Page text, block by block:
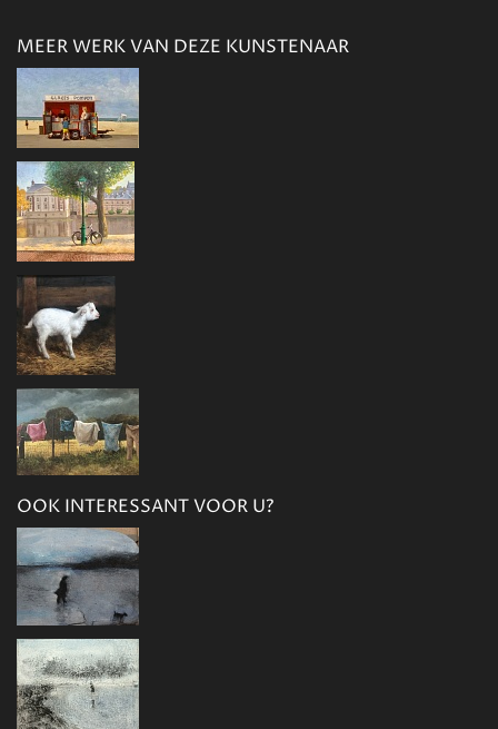
MEER WERK VAN DEZE KUNSTENAAR
OOK INTERESSANT VOOR U?